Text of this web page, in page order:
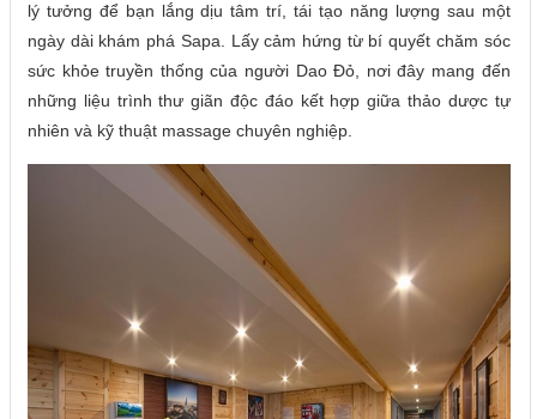
lý tưởng để bạn lắng dịu tâm trí, tái tạo năng lượng sau một
ngày dài khám phá Sapa. Lấy cảm hứng từ bí quyết chăm sóc
sức khỏe truyền thống của người Dao Đỏ, nơi đây mang đến
những liệu trình thư giãn độc đáo kết hợp giữa thảo dược tự
nhiên và kỹ thuật massage chuyên nghiệp.